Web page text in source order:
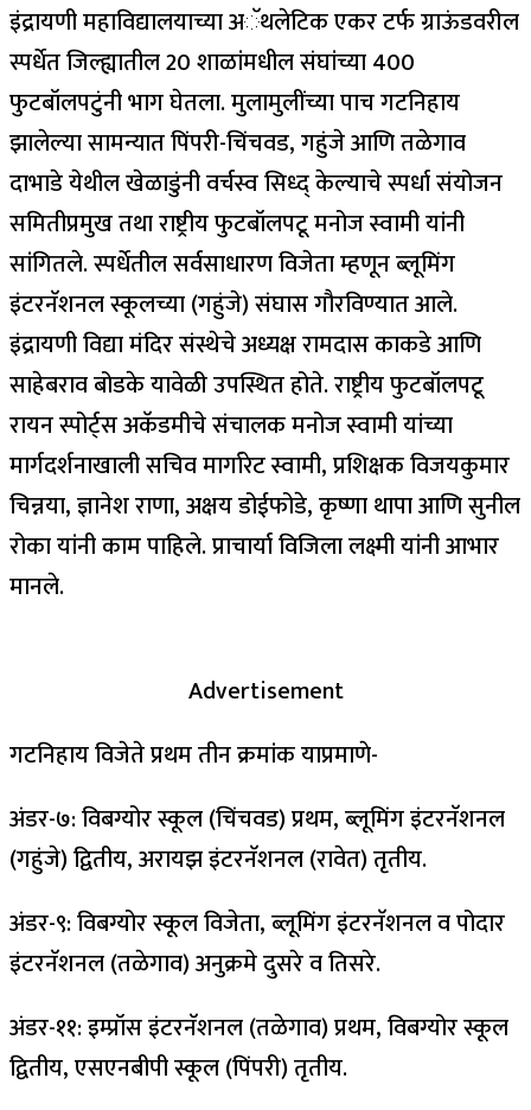
इंद्रायणी महाविद्यालयाच्या अॅथलेटिक एकर टर्फ ग्राऊंडवरील
स्पर्धेत जिल्ह्यातील 20 शाळांमधील संघांच्या 400
फुटबॉलपटुंनी भाग घेतला. मुलामुलींच्या पाच गटनिहाय
झालेल्या सामन्यात पिंपरी-चिंचवड, गहुंजे आणि तळेगाव
दाभाडे येथील खेळाडुंनी वर्चस्व सिध्द् केल्याचे स्पर्धा संयोजन
समितीप्रमुख तथा राष्ट्रीय फुटबॉलपटू मनोज स्वामी यांनी
सांगितले. स्पर्धेतील सर्वसाधारण विजेता म्हणून ब्लूमिंग
इंटरनॅशनल स्कूलच्या (गहुंजे) संघास गौरविण्यात आले.
इंद्रायणी विद्या मंदिर संस्थेचे अध्यक्ष रामदास काकडे आणि
साहेबराव बोडके यावेळी उपस्थित होते. राष्ट्रीय फुटबॉलपटू
रायन स्पोर्ट्स अकॅडमीचे संचालक मनोज स्वामी यांच्या
मार्गदर्शनाखाली सचिव मार्गारेट स्वामी, प्रशिक्षक विजयकुमार
चिन्नया, ज्ञानेश राणा, अक्षय डोईफोडे, कृष्णा थापा आणि सुनील
रोका यांनी काम पाहिले. प्राचार्या विजिला लक्ष्मी यांनी आभार
मानले.
Advertisement
गटनिहाय विजेते प्रथम तीन क्रमांक याप्रमाणे-
अंडर-७: विबग्योर स्कूल (चिंचवड) प्रथम, ब्लूमिंग इंटरनॅशनल
(गहुंजे) द्वितीय, अरायझ इंटरनॅशनल (रावेत) तृतीय.
अंडर-९: विबग्योर स्कूल विजेता, ब्लूमिंग इंटरनॅशनल व पोदार
इंटरनॅशनल (तळेगाव) अनुक्रमे दुसरे व तिसरे.
अंडर-११: इम्प्रॉस इंटरनॅशनल (तळेगाव) प्रथम, विबग्योर स्कूल
द्वितीय, एसएनबीपी स्कूल (पिंपरी) तृतीय.